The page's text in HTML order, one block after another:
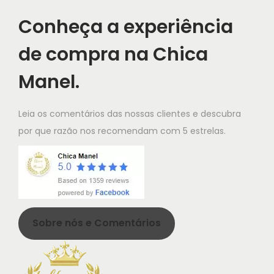
t
p
a
r
i
a
n
t
s
t
h
u
l
Conheça a experiência
de compra na Chica
Manel.
Leia os comentários das nossas clientes e descubra
por que razão nos recomendam com 5 estrelas.
Sobre nós e Comentários